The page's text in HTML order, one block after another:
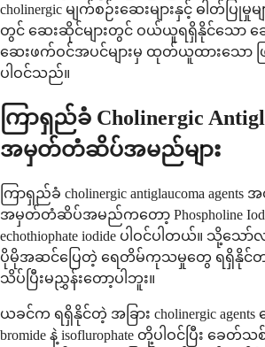
cholinergic မျက်စဉ်းဆေးများနှင့် ဓါတ်ပြုမှု
တွင် ဆေးဆိုင်များတွင် ဝယ်ယူရရှိနိုင်သော ဆေး
ဆေးဖက်ဝင်အပင်များမှ ထုတ်ယူထားသော ဖ
ပါဝင်သည်။
ကြာရှည်ခံ Cholinergic
အမှတ်တံဆိပ်အမည်များ
ကြာရှည်ခံ cholinergic antiglaucoma
အမှတ်တံဆိပ်အမည်ကတော့ Phospholine
echothiophate iodide ပါဝင်ပါတယ်။ သို့
ပိုမိုအဆင်ပြေတဲ့ ရေတိမ်ကုသမှုတွေ ရရှိနိုင်တ
သိပ်ပြီးမညွှန်းတော့ပါဘူး။
ယခင်က ရရှိနိုင်တဲ့ အခြား cholinergic agents
bromide နဲ့ isoflurophate တို့ပါဝင်ပြီး ခ